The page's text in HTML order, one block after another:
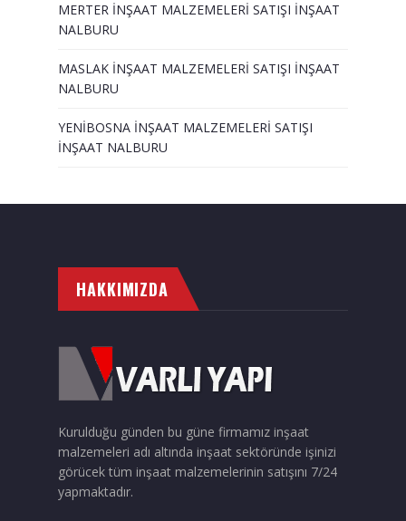
MERTER İNŞAAT MALZEMELERİ SATIŞI İNŞAAT
NALBURU
MASLAK İNŞAAT MALZEMELERİ SATIŞI İNŞAAT
NALBURU
YENİBOSNA İNŞAAT MALZEMELERİ SATIŞI
İNŞAAT NALBURU
HAKKIMIZDA
Kurulduğu günden bu güne firmamız inşaat
malzemeleri adı altında inşaat sektöründe işinizi
görücek tüm inşaat malzemelerinin satışını 7/24
yapmaktadır.